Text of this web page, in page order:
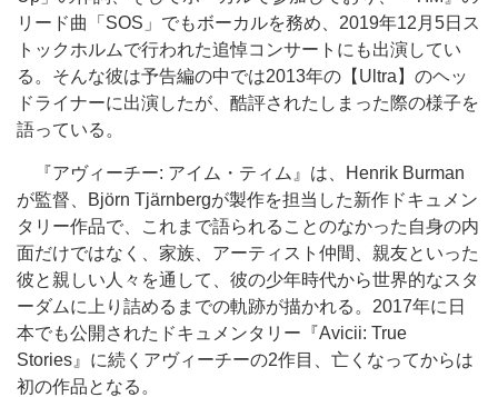
リード曲「SOS」でもボーカルを務め、2019年12月5日ス
トックホルムで行われた追悼コンサートにも出演してい
る。そんな彼は予告編の中では2013年の【Ultra】のヘッ
ドライナーに出演したが、酷評されたしまった際の様子を
語っている。
『アヴィーチー: アイム・ティム』は、Henrik Burman
が監督、Björn Tjärnbergが製作を担当した新作ドキュメン
タリー作品で、これまで語られることのなかった自身の内
面だけではなく、家族、アーティスト仲間、親友といった
彼と親しい人々を通して、彼の少年時代から世界的なスタ
ーダムに上り詰めるまでの軌跡が描かれる。2017年に日
本でも公開されたドキュメンタリー『Avicii: True
Stories』に続くアヴィーチーの2作目、亡くなってからは
初の作品となる。